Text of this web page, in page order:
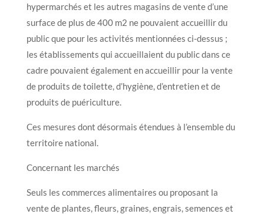
hypermarchés et les autres magasins de vente d’une
surface de plus de 400 m2 ne pouvaient accueillir du
public que pour les activités mentionnées ci-dessus ;
les établissements qui accueillaient du public dans ce
cadre pouvaient également en accueillir pour la vente
de produits de toilette, d’hygiène, d’entretien et de
produits de puériculture.
Ces mesures dont désormais étendues à l’ensemble du
territoire national.
Concernant les marchés
Seuls les commerces alimentaires ou proposant la
vente de plantes, fleurs, graines, engrais, semences et